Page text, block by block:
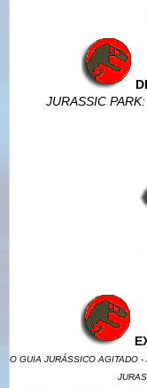
JURASSIC
O GUIA JURÁSSICO AGITADO -